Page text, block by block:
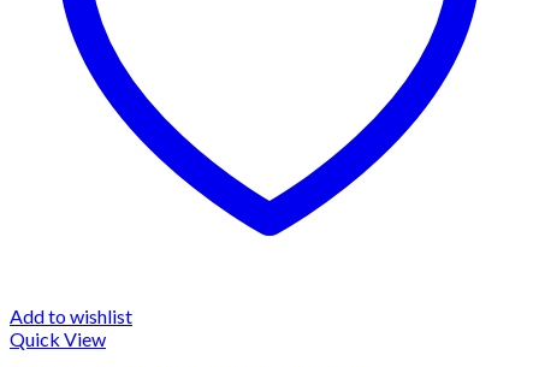
Add to wishlist
Quick View